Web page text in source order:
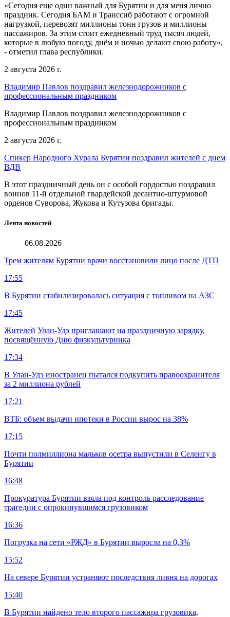
«Сегодня еще один важный для Бурятии и для меня лично
праздник. Сегодня БАМ и Транссиб работают с огромной
нагрузкой, перевозят миллионы тонн грузов и миллионы
пассажиров. За этим стоит ежедневный труд тысяч людей,
которые в любую погоду, днём и ночью делают свою работу»,
- отметил глава республики.
2 августа 2026 г.
Владимир Павлов поздравил железнодорожников с
профессиональным праздником
Владимир Павлов поздравил железнодорожников с
профессиональным праздником
2 августа 2026 г.
Спикер Народного Хурала Бурятии поздравил жителей с днем
ВДВ
В этот праздничный день он с особой гордостью поздравил
воинов 11-й отдельной гвардейской десантно-штурмовой
орденов Суворова, Жукова и Кутузова бригады.
Лента новостей
06.08.2026
Трем жителям Бурятии врачи восстановили лицо после ДТП
17:55
В Бурятии стабилизировалась ситуация с топливом на АЗС
17:45
Жителей Улан-Удэ приглашают на праздничную зарядку,
посвящённую Дню физкультурника
17:34
В Улан-Удэ иностранец пытался подкупить правоохранителя
за 2 миллиона рублей
17:21
ВТБ: объем выдачи ипотеки в России вырос на 38%
17:15
Почти полмиллиона мальков осетра выпустили в Селенгу в
Бурятии
16:48
Прокуратура Бурятии взяла под контроль расследование
трагедии с опрокинувшимся грузовиком
16:36
Погрузка на сети «РЖД» в Бурятии выросла на 0,3%
15:52
На севере Бурятии устраняют последствия ливня на дорогах
15:40
В Бурятии найдено тело второго пассажира грузовика,